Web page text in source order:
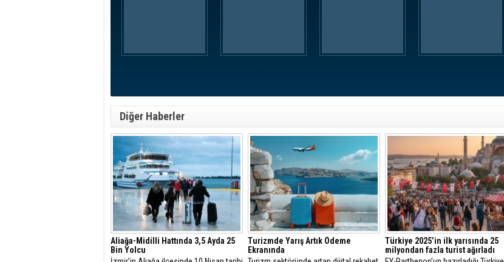
Diğer Haberler
Aliağa-Midilli Hattında 3,5 Ayda 25
Bin Yolcu
Turizmde Yarış Artık Ödeme
Ekranında
Türkiye 2025’in ilk yarısında 25
milyondan fazla turist ağırladı